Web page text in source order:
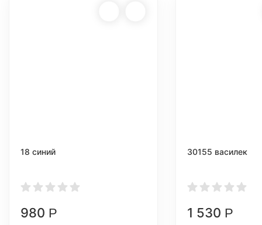
18 синий
980 Р
30155 василек
1 530 Р